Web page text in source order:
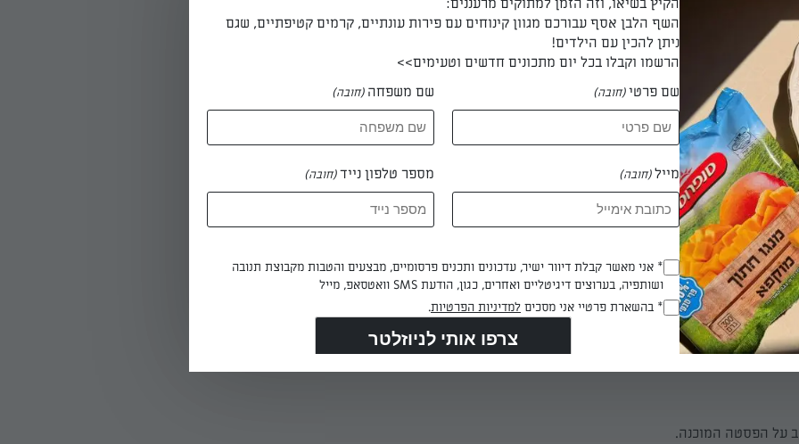
דקות
וממשיכים לבשל כ-2 דקות.
דקות
הנבחר ואת הבזיליקום/אורגנו. וממשיכים לבשל כדקה.
לפי הוראות היצרן.
על הפסטה המוכנה.
השף הלבן אסף עבורכם מגוון קינוחים עם פירות עונתיים, קרמים קטיפתיים, שגם
ניתן להכין עם הילדים!
הרשמו וקבלו בכל יום מתכונים חדשים וטעימים>>
שם פרטי(חובה) שם משפחה (חובה)
מייל(חובה) מספר טלפון נייד(חובה)
Opt_In
(חובה)
* אני מאשר קבלת דיוור ישיר, עדכונים ותכנים פרסומיים, מבצעים והטבות מקבוצת תנובה
ושותפיה, בערוצים דיגיטליים ואחרים, כגון, הודעת SMS וואטסאפ, מייל
RegulationsApproved
* בהשארת פרטיי אני מסכים למדיניות הפרטיות.